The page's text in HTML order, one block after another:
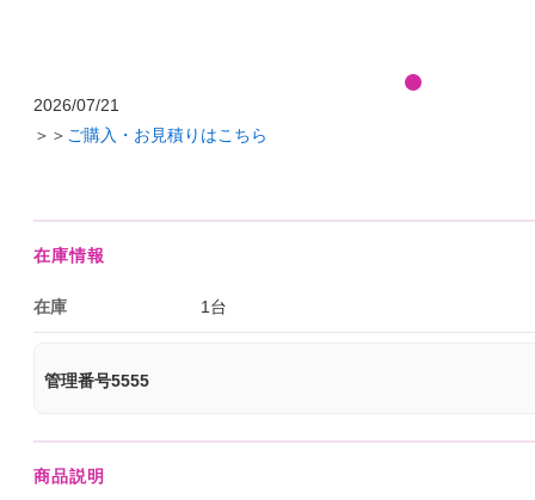
2026/07/21
＞＞ ご購入・お見積りはこちら
在庫情報
在庫 1台
管理番号5555
商品説明